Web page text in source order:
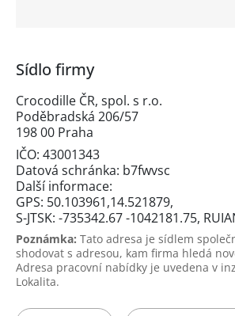
Sídlo firmy
Crocodille ČR, spol. s r.o.
Poděbradská 206/57
198 00 Praha
IČO: 43001343
Datová schránka: b7fwvsc
Další informace:
GPS: 50.103961,14.521879,
S-JTSK: -735342.67 -1042181.75,
Poznámka: Tato adresa je sídlem
shodovat s adresou, kam firma hledá
Adresa pracovní nabídky je uvedena v
Lokalita.